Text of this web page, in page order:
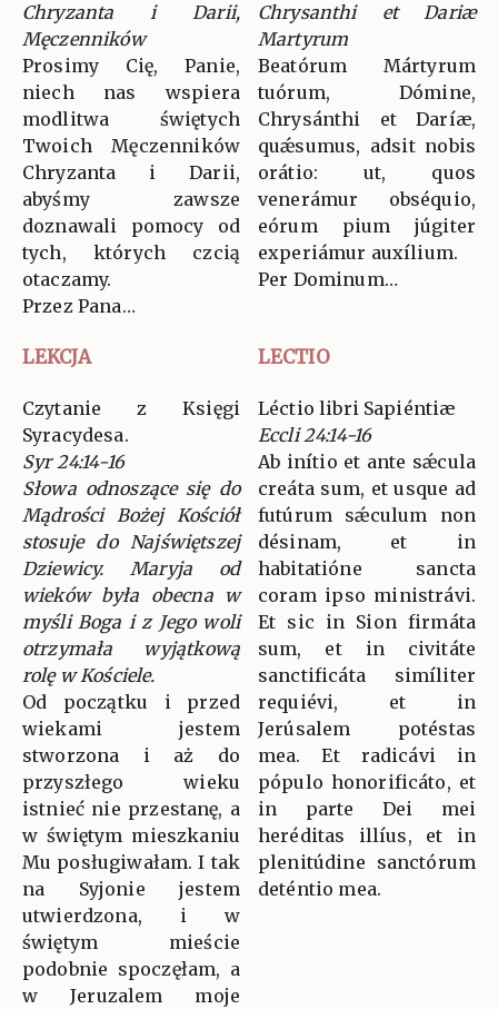
Chryzanta i Darii,
Męczenników
Prosimy Cię, Panie,
niech nas wspiera
modlitwa świętych
Twoich Męczenników
Chryzanta i Darii,
abyśmy zawsze
doznawali pomocy od
tych, których czcią
otaczamy.
Przez Pana…
Chrysanthi et Dariæ
Martyrum
Beatórum Mártyrum
tuórum, Dómine,
Chrysánthi et Daríæ,
quǽsumus, adsit nobis
orátio: ut, quos
venerámur obséquio,
eórum pium júgiter
experiámur auxílium.
Per Dominum…
LEKCJA LECTIO
Czytanie z Księgi
Syracydesa.
Syr 24:14-16
Słowa odnoszące się do
Mądrości Bożej Kościół
stosuje do Najświętszej
Dziewicy. Maryja od
wieków była obecna w
myśli Boga i z Jego woli
otrzymała wyjątkową
rolę w Kościele.
Od początku i przed
wiekami jestem
stworzona i aż do
przyszłego wieku
istnieć nie przestanę, a
w świętym mieszkaniu
Mu posługiwałam. I tak
na Syjonie jestem
utwierdzona, i w
świętym mieście
podobnie spoczęłam, a
w Jeruzalem moje
Léctio libri Sapiéntiæ
Eccli 24:14-16
Ab inítio et ante sǽcula
creáta sum, et usque ad
futúrum sǽculum non
désinam, et in
habitatióne sancta
coram ipso ministrávi.
Et sic in Sion firmáta
sum, et in civitáte
sanctificáta simíliter
requiévi, et in
Jerúsalem potéstas
mea. Et radicávi in
pópulo honorificáto, et
in parte Dei mei
heréditas illíus, et in
plenitúdine sanctórum
deténtio mea.